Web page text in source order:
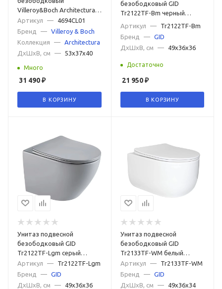
Ретро с высоким бачком Немецкие Итальянские
Российские Турецкие
Villeroy&Boch Architectura
Pack 4694CL01 с сиденьем
микролифт
Артикул —
4694CL01
Бренд
— Villeroy & Boch
Коллекция
— Architectura
ДxШxВ, см
— 53x37x40
Много
31 490₽
В КОРЗИНУ
безободковый GID
Tr2122TF-Bm черный
микролифт
Артикул —
Tr2122TF-Bm
Бренд
—
GID
ДxШxВ, см
— 49x36x36
Достаточно
21 950₽
В КОРЗИНУ
Унитаз подвесной
безободковый GID
Tr2122TF-Lgm серый
матовый, с сиденьем
микролифт
Артикул —
Tr2122TF-Lgm
Бренд
— GID
ДxШxВ, см
— 49x36x36
Унитаз подвесной
безободковый GID
Tr2133TF-WM белый
матовый, с сиденьем
микролифт
Артикул —
Tr2133TF-WM
Бренд
—
GID
ДxШxВ, см
— 49x36x34